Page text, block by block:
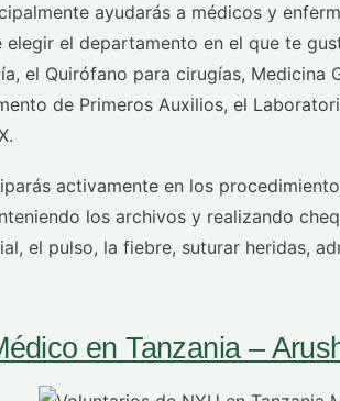
ayudarás a médicos y
el departamento en el que te
el Quirófano para cirugías, Medicina
de Primeros Auxilios, el
activamente en los
los archivos y realizando
el pulso, la fiebre, suturar heridas,
en Tanzania –